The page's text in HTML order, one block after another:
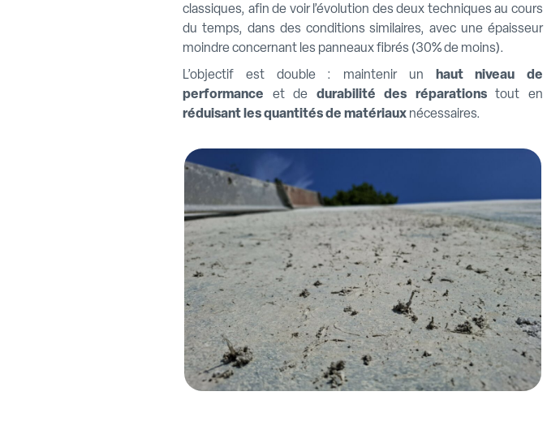
classiques, afin de voir l’évolution des deux techniques au cours
du temps, dans des conditions similaires, avec une épaisseur
moindre concernant les panneaux fibrés (30% de moins).
L’objectif est double : maintenir un
haut niveau de
performance et de durabilité des réparationstout en
réduisant les quantités de matériaux nécessaires.